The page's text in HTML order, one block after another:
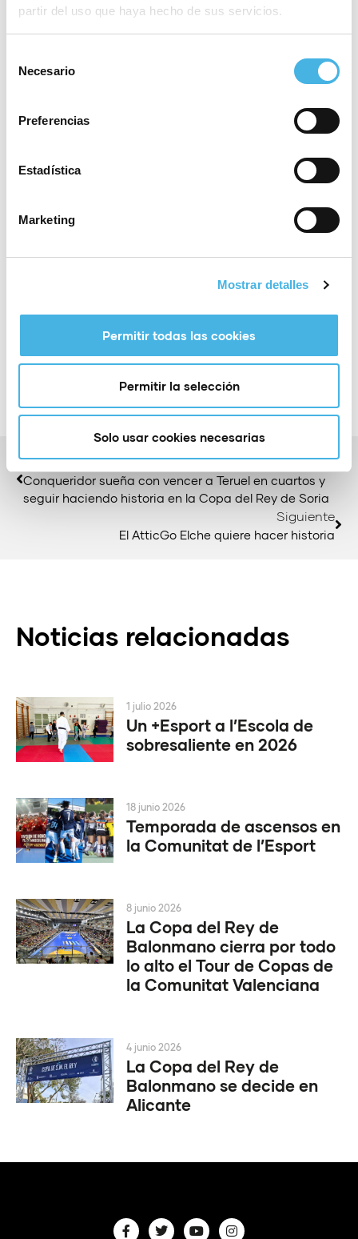
partir del uso que haya hecho de sus servicios.
Necesario
Preferencias
Estadística
Marketing
Mostrar detalles
Permitir todas las cookies
Permitir la selección
Solo usar cookies necesarias
jugarlo en un campo con mucho público, y nos
servirá como piedra de toque para seguir
vuelta”.
El partido se jugará en el Arena Du Pays D’Aix de la
localidad de Aix en Provence y será retransmitido en
directo a través de la web de A Punt este martes a
las 20:45 horas con la dirección de los colegiados
Anterior
Conqueridor sueña con vencer a Teruel en cuartos y
seguir haciendo historia en la Copa del Rey de Soria
Siguiente
El AtticGo Elche quiere hacer historia
Noticias relacionadas
Un +Esport a l’Escola de
sobresaliente en 2026
1 julio 2026
Temporada de ascensos en
la Comunitat de l’Esport
18 junio 2026
La Copa del Rey de
Balonmano cierra por todo
lo alto el Tour de Copas de
la Comunitat Valenciana
8 junio 2026
La Copa del Rey de
Balonmano se decide en
Alicante
4 junio 2026